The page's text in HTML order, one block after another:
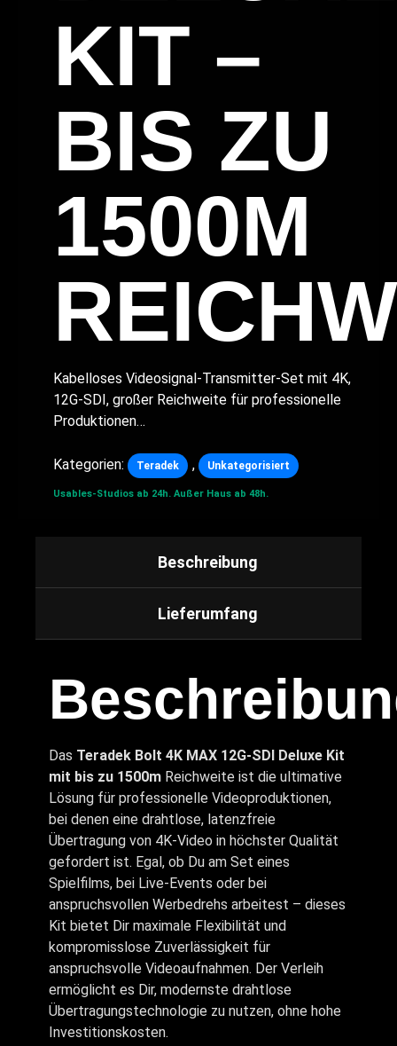
KIT –
BIS ZU
1500M
Kabelloses Videosignal-Transmitter-Set mit 4K,
12G-SDI, großer Reichweite für professionelle
Produktionen…
Kategorien: Teradek , Unkategorisiert
Usables-Studios ab 24h. Außer Haus ab 48h.
Beschreibung
Lieferumfang
Das Teradek Bolt 4K MAX 12G-SDI Deluxe Kit
mit bis zu 1500m Reichweite ist die ultimative
Lösung für professionelle Videoproduktionen,
bei denen eine drahtlose, latenzfreie
Übertragung von 4K-Video in höchster Qualität
gefordert ist. Egal, ob Du am Set eines
Spielfilms, bei Live-Events oder bei
anspruchsvollen Werbedrehs arbeitest – dieses
Kit bietet Dir maximale Flexibilität und
kompromisslose Zuverlässigkeit für
anspruchsvolle Videoaufnahmen. Der Verleih
ermöglicht es Dir, modernste drahtlose
Übertragungstechnologie zu nutzen, ohne hohe
Investitionskosten.